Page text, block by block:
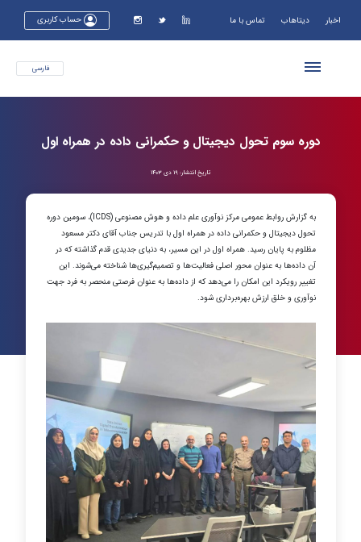
اخبار دیتاهاب تماس با ما حساب کاربری
فارسی
دوره سوم تحول دیجیتال و حکمرانی داده در همراه اول
تاریخ انتشار: ۱۹ دی ۱۴۰۳
به گزارش روابط عمومی مرکز نوآوری علم داده و هوش مصنوعی (ICDS)، سومین دوره
تحول دیجیتال و حکمرانی داده در همراه اول با تدریس جناب آقای دکتر مسعود
مظلوم به پایان رسید. همراه اول در این مسیر، به دنیای جدیدی قدم گذاشته که در
آن داده‌ها به عنوان محور اصلی فعالیت‌ها و تصمیم‌گیری‌ها شناخته می‌شوند. این
تغییر رویکرد این امکان را می‌دهد که از داده‌ها به عنوان فرصتی منحصر به فرد جهت
نوآوری و خلق ارزش بهره‌برداری شود.